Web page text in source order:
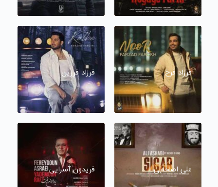
فرزاد فرخ فرزاد فرزین
علی اصحابی فریدون آسرایی